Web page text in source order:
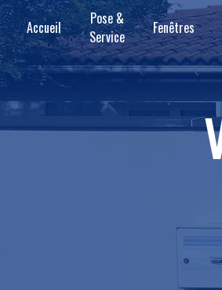
Accueil
Pose &
Service
Fenêtres
Panneau de gestion des cookies